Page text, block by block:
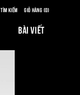
Tìm kiếm Giỏ hàng (0)
BÀI VIẾT